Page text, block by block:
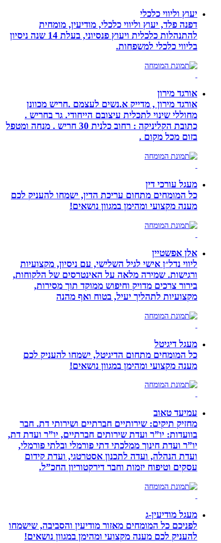
יעוץ וליווי כלכלי
דפנה פלד, יעוץ וליווי כלכלי, מודיעין, מומחית
להתנהלות כלכלית ויעוץ פנסיוני, בעלת 14 שנה ניסיון
בליווי כלכלי למשפחות.
אורגד מירון
אורגד מירון , מדייק א.נשים לעצמם .חריש מכוונן
מחוללי שינוי לתכלית עיצובם הייחודי. גר בחריש .
כתובת הקליניקה : רחוב כלנית 30 חריש . מנחה ומטפל
בזום מכל מקום .
מעגל עורכי דין
כל המומחים מתחום עריכת הדין, ישמחו להעניק לכם
מענה מקצועי ומהימן במגוון נושאים!
אלן אפשטיין
ליווי נדל״ן אישי לגיל השלישי, עם ניסיון, מקצועיות
ורגישות. שמירה מלאה על האינטרסים של הלקוחות,
בירור צרכים מדויק וחיפוש ממוקד תוך מסירות,
מקצועיות לתהליך יעיל, בטוח ואף מהנה
מעגל דיגיטל
כל המומחים מתחום הדיגיטל, ישמחו להעניק לכם
מענה מקצועי ומהימן במגוון נושאים!
עמיעד טאוב
מחזיק תיקים: שירותיים חברתיים ושירותי דת. חבר
בוועדות: יו”ר ועדת שירותים חברתיים, יו”ר ועדת דת,
יו”ר ועדת חינוך ממלכתי דתי פורמלי ובלתי פורמלי,
ועדת הנהלה, ועדה לתכנון אסטרטגי, ועדת קידום
עסקים וטיפוח יזמות וחבר דירקטוריון החכ”ל.
מעגל מודיעין-ג
לפניכם כל המומחים מאזור מודיעין והסביבה, שישמחו
להעניק לכם מענה מקצועי ומהימן במגוון נושאים!